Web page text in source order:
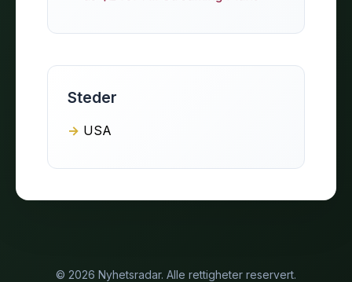
Steder
USA
© 2026 Nyhetsradar. Alle rettigheter reservert.